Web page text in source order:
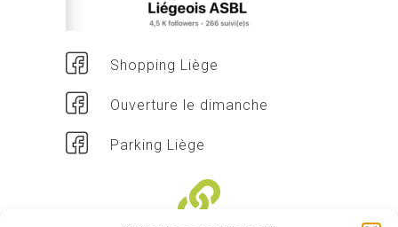
Shopping Liège
Ouverture le dimanche
Parking Liège